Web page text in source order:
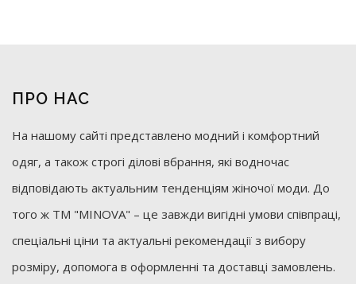
ПРО НАС
На нашому сайті представлено модний і комфортний
одяг, а також строгі ділові вбрання, які водночас
відповідають актуальним тенденціям жіночої моди. До
того ж ТМ "MINOVA" – це завжди вигідні умови співпраці,
спеціальні ціни та актуальні рекомендації з вибору
розміру, допомога в оформленні та доставці замовлень.